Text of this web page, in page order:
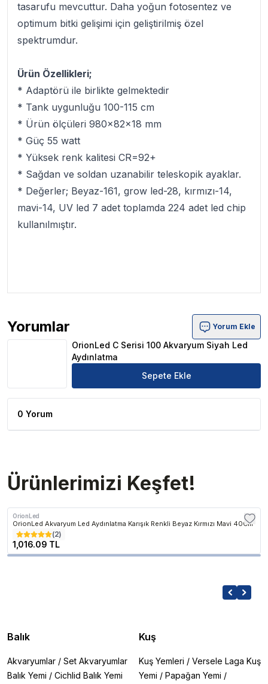
tasarufu mevcuttur. Daha yoğun fotosentez ve
optimum bitki gelişimi için geliştirilmiş özel
spektrumdur.
Ürün Özellikleri;
* Adaptörü ile birlikte gelmektedir
* Tank uygunluğu 100-115 cm
* Ürün ölçüleri 980x82x18 mm
* Güç 55 watt
* Yüksek renk kalitesi CR=92+
* Sağdan ve soldan uzanabilir teleskopik ayaklar.
* Değerler; Beyaz-161, grow led-28, kırmızı-14,
mavi-14, UV led 7 adet toplamda 224 adet led chip
kullanılmıştır.
Yorumlar
OrionLed C Serisi 100 Akvaryum Siyah Led Aydınlatma
Yorum Ekle
OrionLed C Serisi 100 Akvaryum Siyah Led
Aydınlatma
Sepete Ekle
0 Yorum
Ürünlerimizi Keşfet!
OrionLed
OrionLed Akvaryum Led Aydınlatma Karışık Renkli Beyaz Kırmızı Mavi 40Cm
(2)
1,016.09 TL
Balık
Akvaryumlar / Set Akvaryumlar
Balık Yemi / Cichlid Balık Yemi
Kuş
Kuş Yemleri / Versele Laga Kuş
Yemi / Papağan Yemi /